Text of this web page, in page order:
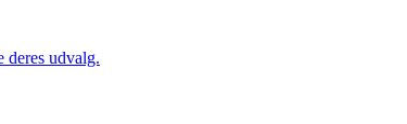
deres udvalg.